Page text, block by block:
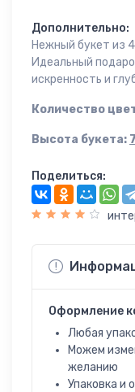
Дополнительно:
Нежный букет из
Идеальный
искренность и
Количество
Высота букета:
Поделиться:
Оформление
Любая
Можем
желанию
Упаковка и